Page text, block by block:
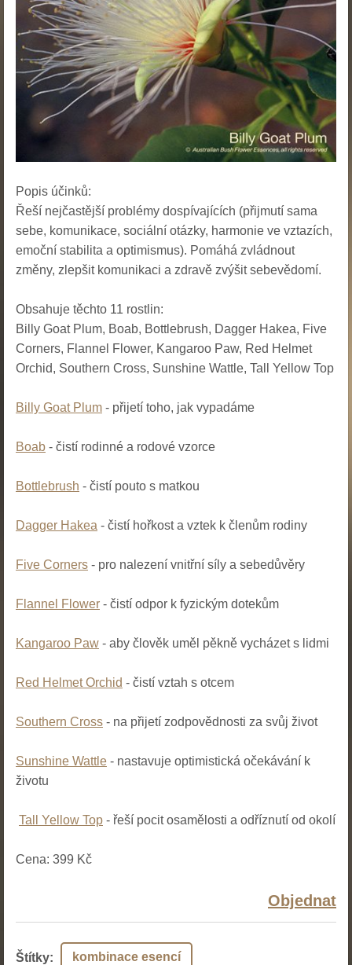
Popis účinků:
Řeší nejčastější problémy dospívajících (přijmutí sama
sebe, komunikace, sociální otázky, harmonie ve vztazích,
emoční stabilita a optimismus). Pomáhá zvládnout
změny, zlepšit komunikaci a zdravě zvýšit sebevědomí.
Obsahuje těchto 11 rostlin:
Billy Goat Plum, Boab, Bottlebrush, Dagger Hakea, Five
Corners, Flannel Flower, Kangaroo Paw, Red Helmet
Orchid, Southern Cross, Sunshine Wattle, Tall Yellow Top
Billy Goat Plum - přijetí toho, jak vypadáme
Boab - čistí rodinné a rodové vzorce
Bottlebrush - čistí pouto s matkou
Dagger Hakea - čistí hořkost a vztek k členům rodiny
Five Corners - pro nalezení vnitřní síly a sebedůvěry
Flannel Flower - čistí odpor k fyzickým dotekům
Kangaroo Paw - aby člověk uměl pěkně vycházet s lidmi
Red Helmet Orchid - čistí vztah s otcem
Southern Cross - na přijetí zodpovědnosti za svůj život
Sunshine Wattle - nastavuje optimistická očekávání k
životu
Tall Yellow Top - řeší pocit osamělosti a odříznutí od okolí
Cena: 399 Kč
Objednat
Štítky: kombinace esencí